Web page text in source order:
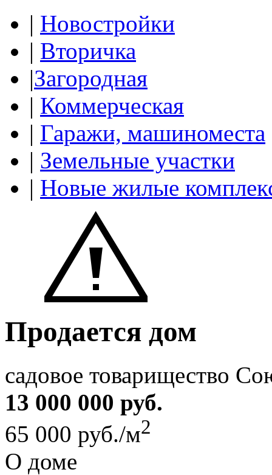
| Новостройки
| Вторичка
|Загородная
| Коммерческая
| Гаражи, машиноместа
| Земельные участки
| Новые жилые
Продается дом
садовое товарищество
13 000 000 руб.
65 000 руб./м2
О доме